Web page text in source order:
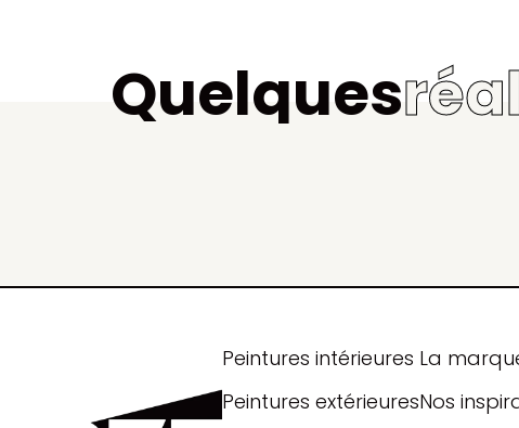
Quelques
Peintures intérieures
Peintures extérieures
La
Nos